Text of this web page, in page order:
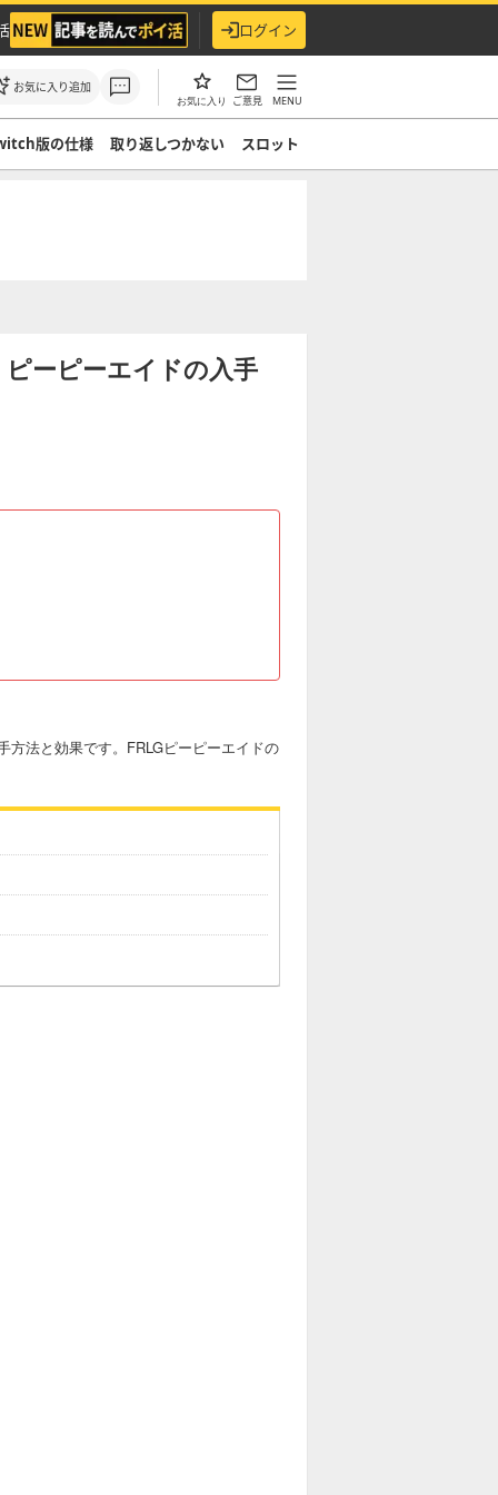
ログイン
お気に入り追加
お気に入り ご意見 MENU
版の仕様 取り返しつかない スロット
ーピーエイドの入手
方法と効果です。FRLGピーピーエイドの